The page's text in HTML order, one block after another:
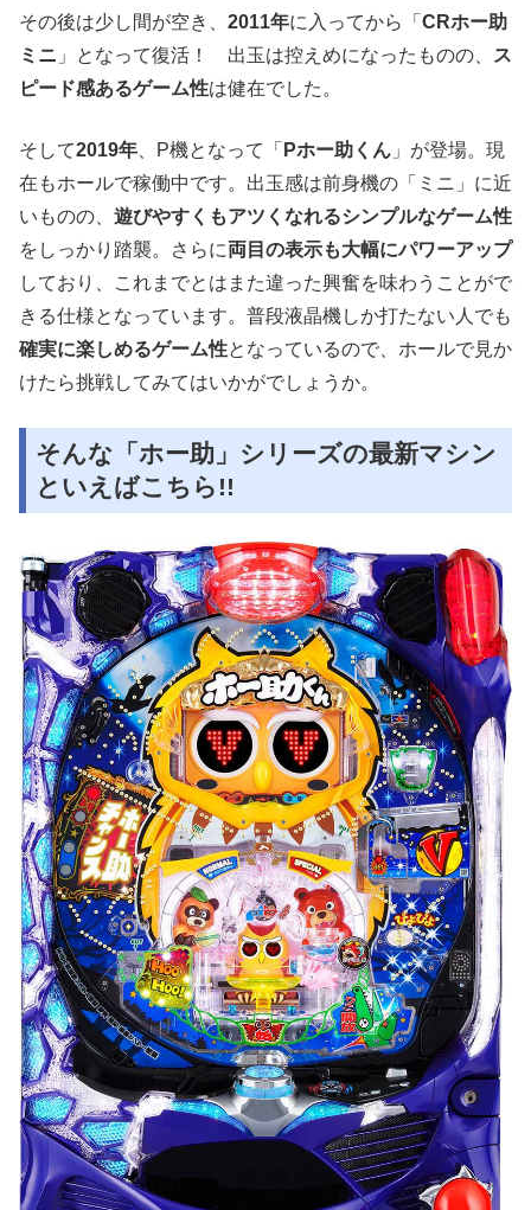
その後は少し間が空き、 2011年に入ってから「 CRホー助
ミニ 」となって復活！ 出玉は控えめになったものの、
ス
ピード感あるゲーム性は健在でした。
そして2019年 、P機となって「 Pホー助くん 」が登場。現
在もホールで稼働中です。出玉感は前身機の「ミニ」に近
いものの、 遊びやすくもアツくなれるシンプルなゲーム性
をしっかり踏襲。さらに両目の表示も大幅にパワーアップ
しており、これまでとはまた違った興奮を味わうことがで
きる仕様となっています。普段液晶機しか打たない人でも
確実に楽しめるゲーム性となっているので、ホールで見か
けたら挑戦してみてはいかがでしょうか。
そんな「ホー助」シリーズの最新マシン
といえばこちら!!